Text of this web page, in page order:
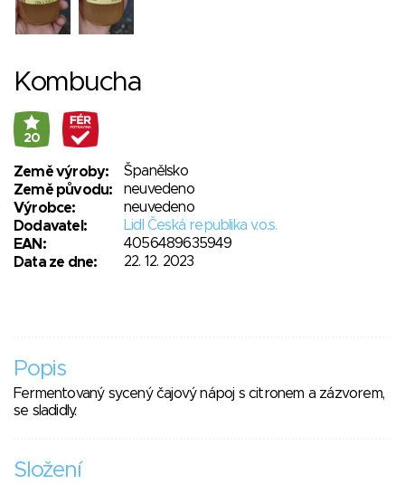
Kombucha
20
Země výroby:
Španělsko
Země původu:
neuvedeno
Výrobce:
neuvedeno
Dodavatel:
Lidl Česká republika v.o.s.
EAN:
4056489635949
Data ze dne:
22. 12. 2023
Popis
Fermentovaný sycený čajový nápoj s citronem a zázvorem,
se sladidly.
Složení